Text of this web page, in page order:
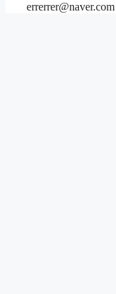
errerrer@naver.com